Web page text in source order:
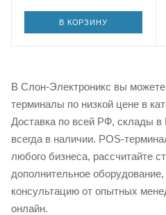
В КОРЗИНУ
В Слон-Электроникс вы
терминалы по низкой цене в
Доставка по всей РФ, склады в
всегда в наличии. POS-
любого бизнеса, рассчитайте
дополнительное
консультацию от опытных
онлайн.